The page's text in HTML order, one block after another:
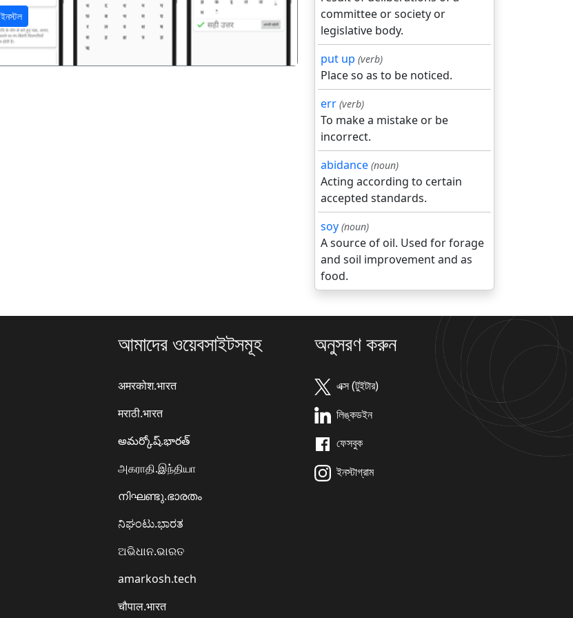
ইনস্টল
committee or society or
legislative body.
put up (verb)
Place so as to be noticed.
err (verb)
To make a mistake or be
incorrect.
abidance (noun)
Acting according to certain
accepted standards.
soy (noun)
A source of oil. Used for forage
and soil improvement and as
food.
আমাদের ওয়েবসাইটসমূহ
अमरकोश.भारत
मराठी.भारत
అమర్కోష్.భారత్
அகராதி.இந்தியா
നിഘണ്ടു.ഭാരതം
ನಿಘಂಟು.ಭಾರತ
ଅଭିଧାନ.ଭାରତ
amarkosh.tech
चौपाल.भारत
অনুসরণ করুন
এক্স (টুইটার)
লিঙ্কডইন
ফেসবুক
ইনস্টাগ্রাম